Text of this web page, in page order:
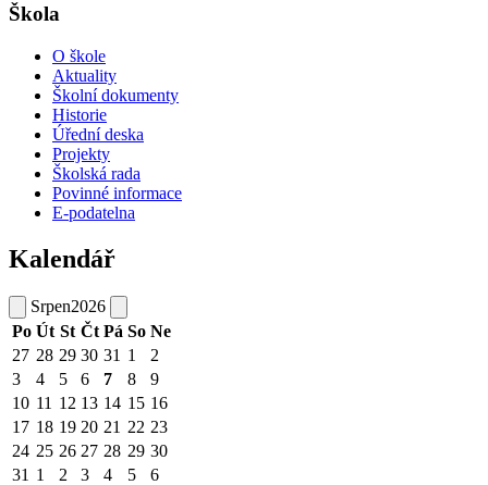
Škola
O škole
Aktuality
Školní dokumenty
Historie
Úřední deska
Projekty
Školská rada
Povinné informace
E-podatelna
Kalendář
Srpen2026
Po Út St Čt Pá So Ne
27 28 29 30 31 1
2
3
4 5 6 7 8
9
10 11 12 13 14 15 16
17 18 19 20 21 22 23
24 25 26 27 28 29 30
31 1 2 3 4 5 6